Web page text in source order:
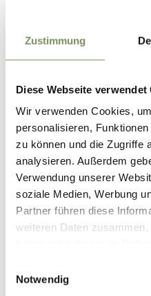
Zustimmung
Diese Webseite verwendet
Wir verwenden Cookies,
personalisieren,
zu können und die Zugriffe
analysieren. Außerdem
Verwendung unserer
soziale Medien, Werbung
Partner führen diese
weiteren Daten
Notwendig